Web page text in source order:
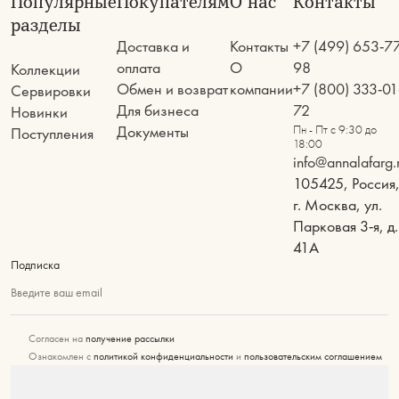
разделы
Коллекции
Сервировки
Новинки
Поступления
Доставка и
оплата
Обмен и возврат
Для бизнеса
Документы
Контакты
О
компании
+7 (499) 653-
98
+7 (800) 333-
72
Пн - Пт с 9:30 до
18:00
105425, Россия,
г. Москва, ул.
Парковая 3-я, д.
41А
Подписка
Введите ваш email
Согласен на получение рассылки
Ознакомлен с политикой конфиденциальности и пользовательским соглашением